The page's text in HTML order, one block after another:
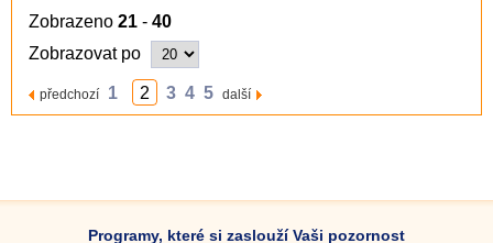
Zobrazeno 21 - 40
Zobrazovat po
předchozí 1 2 3 4 5 další
Programy, které si zaslouží Vaši pozornost